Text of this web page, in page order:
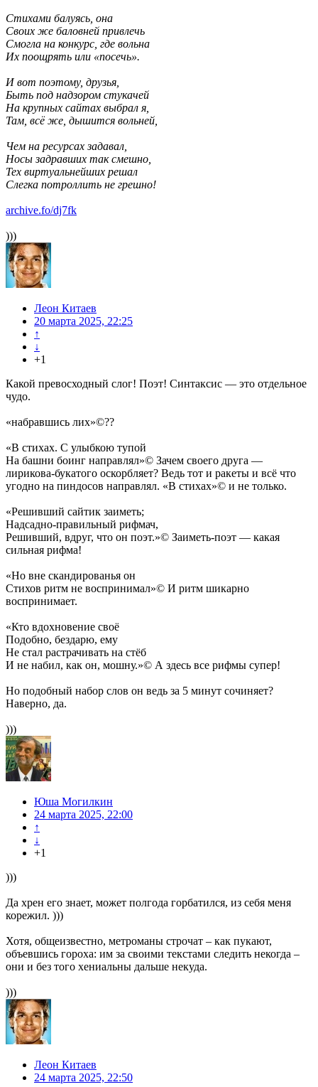
Стихами балуясь, она
Своих же баловней привлечь
Смогла на конкурс, где вольна
Их поощрять или «посечь».
И вот поэтому, друзья,
Быть под надзором стукачей
На крупных сайтах выбрал я,
Там, всё же, дышится вольней,
Чем на ресурсах задавал,
Носы задравших так смешно,
Тех виртуальнейших решал
Слегка потроллить не грешно!
archive.fo/dj7fk
)))
Леон Китаев
20 марта 2025, 22:25
↑
↓
+1
Какой превосходный слог! Поэт! Синтаксис — это отдельное
чудо.
«набравшись лих»©??
«В стихах. С улыбкою тупой
На башни боинг направлял»© Зачем своего друга —
лирикова-букатого оскорбляет? Ведь тот и ракеты и всё что
угодно на пиндосов направлял. «В стихах»© и не только.
«Решивший сайтик заиметь;
Надсадно-правильный рифмач,
Решивший, вдруг, что он поэт.»© Заиметь-поэт — какая
сильная рифма!
«Но вне скандированья он
Стихов ритм не воспринимал»© И ритм шикарно
воспринимает.
«Кто вдохновение своё
Подобно, бездарю, ему
Не стал растрачивать на стёб
И не набил, как он, мошну.»© А здесь все рифмы супер!
Но подобный набор слов он ведь за 5 минут сочиняет?
Наверно, да.
)))
Юша Могилкин
24 марта 2025, 22:00
↑
↓
+1
)))
Да хрен его знает, может полгода горбатился, из себя меня
корежил. )))
Хотя, общеизвестно, метроманы строчат – как пукают,
объевшись гороха: им за своими текстами следить некогда –
они и без того хениальны дальше некуда.
)))
Леон Китаев
24 марта 2025, 22:50